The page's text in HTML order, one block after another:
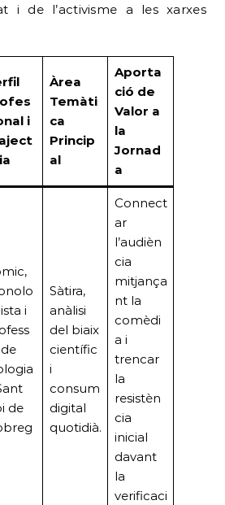
i de l’activisme a les xarxes
i
Àrea
Temàti
ca
Princip
al
Aporta
ció de
Valor a
la
Jornad
a
i
de
Sàtira,
anàlisi
del biaix
científic
i
consum
digital
quotidià.
Connect
ar
l’audièn
cia
mitjança
nt la
comèdi
a i
trencar
la
resistèn
cia
inicial
davant
la
verificaci